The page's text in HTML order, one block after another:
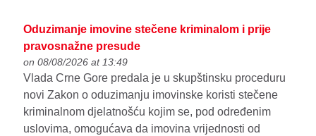
Oduzimanje imovine stečene kriminalom i prije
pravosnažne presude
on 08/08/2026 at 13:49
Vlada Crne Gore predala je u skupštinsku proceduru
novi Zakon o oduzimanju imovinske koristi stečene
kriminalnom djelatnošću kojim se, pod određenim
uslovima, omogućava da imovina vrijednosti od